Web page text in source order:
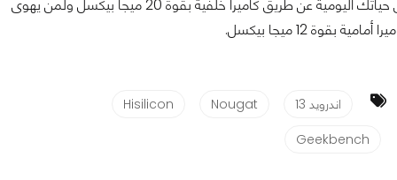
اليومية عن طريق كاميرا خلفية بقوة 20ميجا بيكسل ولمن يهوى
أمامية بقوة12ميجا بيكسل.
اندرويد 13 Nougat
Hisilicon
Geekbench